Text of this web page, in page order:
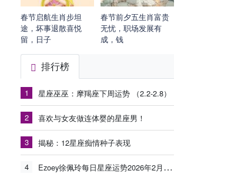
春节启航生肖步坦
途，坏事退散喜悦
留，日子
春节前夕五生肖富贵
无忧，职场发展有
成，钱
排行榜
1 星座巫巫：摩羯座下周运势 （2.2-2.8）
2 喜欢与女友做连体婴的星座男！
3 揭秘：12星座痴情种子表现
4 Ezoey徐佩玲每日星座运势2026年2月20日